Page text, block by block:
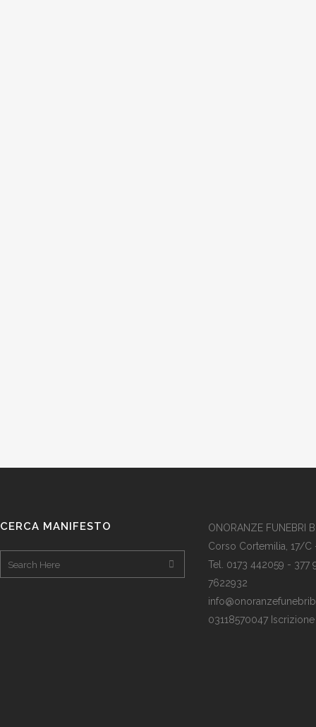
CERCA MANIFESTO
ONORANZE FUNEBRI
Corso Cortemilia, 17/C
Tel. 0173 442059 - 377
7622932
03118570047